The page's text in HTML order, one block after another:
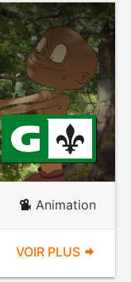
Animation
VOIR PLUS